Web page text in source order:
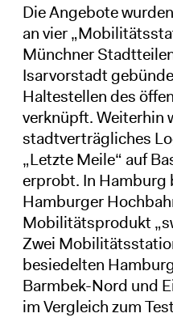
Die Angebote
an vier
Münchner
Isarvorstadt
Haltestellen des
verknüpft. Weiterhin
stadtverträgliches
„Letzte Meile“ auf
erprobt. In Hamburg
Hamburger
Mobilitätsprodukt
Zwei
besiedelten
Barmbek-Nord und
im Vergleich zum